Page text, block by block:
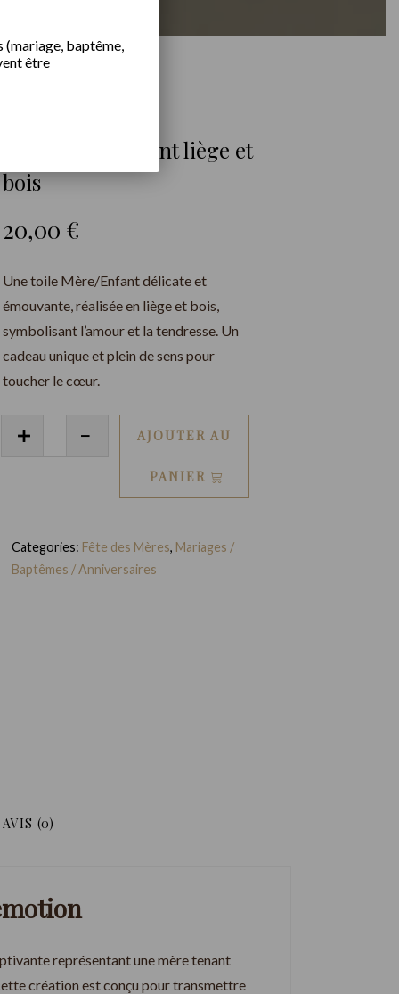
Toile Mère/Enfant liège et
bois
20,00 €
Une toile Mère/Enfant délicate et
émouvante, réalisée en liège et bois,
symbolisant l’amour et la tendresse. Un
cadeau unique et plein de sens pour
toucher le cœur.
Mère/Enfant
et
bois
AJOUTER AU
PANIER
Categories: Fête des Mères, Mariages /
Baptêmes / Anniversaires
AVIS (0)
représentant une mère tenant
création est conçu pour transmettre
(mariage, baptême,
être